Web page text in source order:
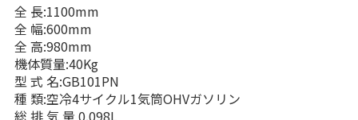
全 長:1100mm
全 幅:600mm
全 高:980mm
機体質量:40Kg
型 式 名:GB101PN
種 類:空冷4サイクル1気筒OHVガソリン
総 排 気 量 0.098L